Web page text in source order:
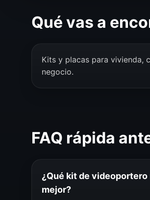
Qué vas a
Kits y placas para vivienda,
negocio.
FAQ rápida
¿Qué kit de videoportero
mejor?